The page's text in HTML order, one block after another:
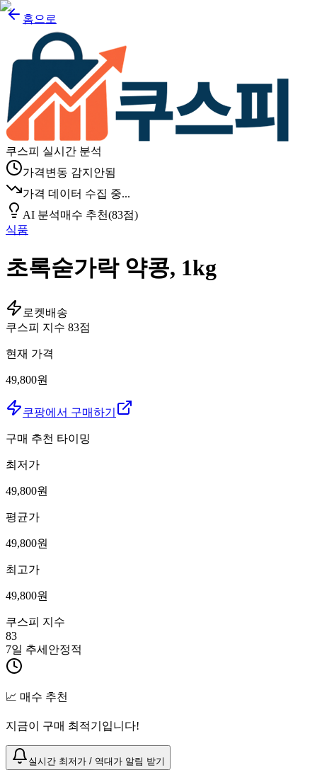
홈으로
쿠스피 실시간 분석
가격변동 감지안됨
가격 데이터 수집 중...
AI 분석매수 추천(83점)
식품
초록숟가락 약콩, 1kg
로켓배송
쿠스피 지수 83점
현재 가격
49,800원
쿠팡에서 구매하기
구매 추천 타이밍
최저가
49,800원
평균가
49,800원
최고가
49,800원
쿠스피 지수
83
7일 추세 안정적
📈 매수 추천
지금이 구매 최적기입니다!
실시간 최저가 / 역대가 알림 받기